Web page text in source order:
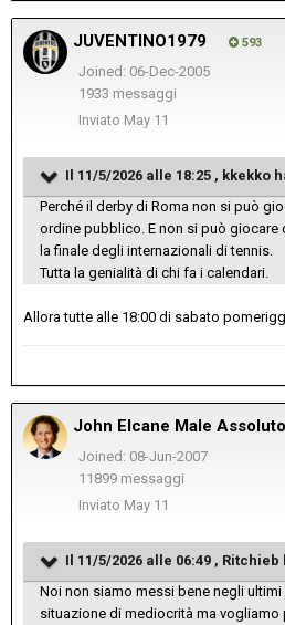
JUVENTINO1979 593
Joined: 06-Dec-2005
1933 messaggi
Inviato May 11
Il 11/5/2026 alle 18:25 , kkekko
Perché il derby di Roma non si può
ordine pubblico. E non si può
la finale degli internazionali di tennis.
Tutta la genialità di chi fa i calendari.
Allora tutte alle 18:00 di sabato
John Elcane Male Assoluto
Joined: 08-Jun-2007
11899 messaggi
Inviato May 11
Il 11/5/2026 alle 06:49 , Ritchieb
Noi non siamo messi bene negli
situazione di mediocrità ma vogliamo